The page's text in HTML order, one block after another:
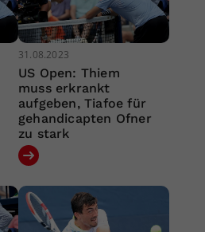
31.08.2023
US Open: Thiem
muss erkrankt
aufgeben, Tiafoe für
gehandicapten Ofner
zu stark